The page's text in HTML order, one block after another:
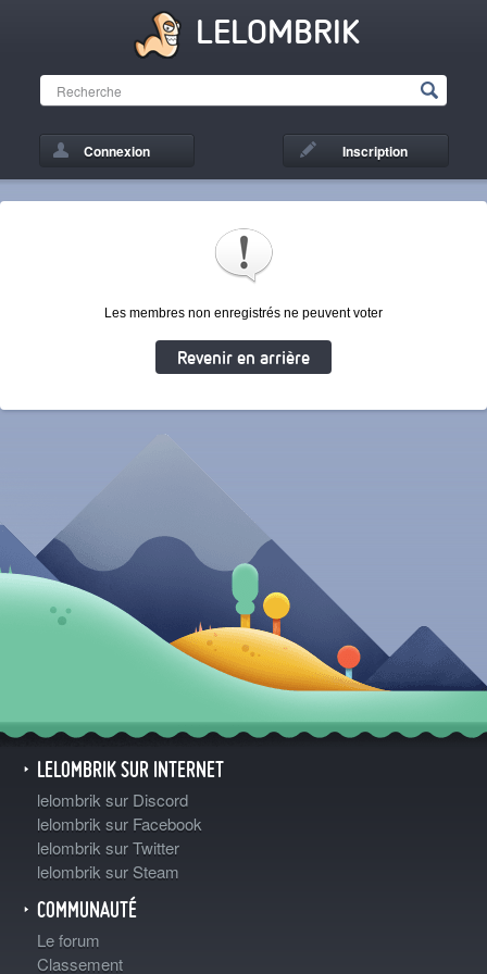
LELOMBRIK
Connexion Inscription
Les membres non enregistrés ne peuvent voter
Revenir en arrière
LELOMBRIK SUR INTERNET
lelombrik sur Discord
lelombrik sur Facebook
lelombrik sur Twitter
lelombrik sur Steam
COMMUNAUTÉ
Le forum
Classement